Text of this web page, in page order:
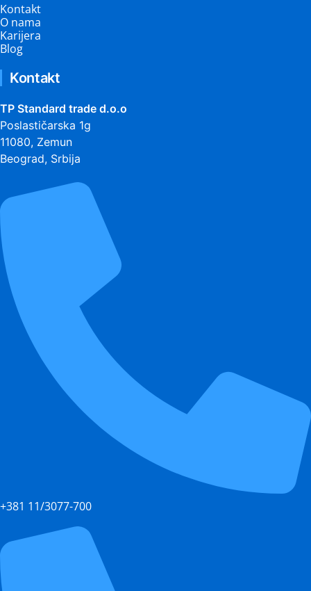
Kontakt
O nama
Karijera
Blog
Kontakt
TP Standard trade d.o.o
Poslastičarska 1g
11080, Zemun
Beograd, Srbija
+381 11/3077-700